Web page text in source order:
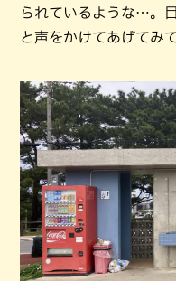
られているような…。
と声をかけてあげてみ